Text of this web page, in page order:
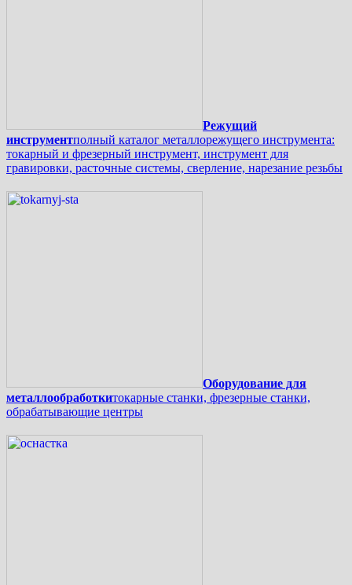
Оборудование для
металлообработкитокарные станки, фрезерные станки,
обрабатывающие центры
Режущий
инструментполный каталог металлорежущего инструмента:
токарный и фрезерный инструмент, инструмент для
гравировки, расточные системы, сверление, нарезание резьбы